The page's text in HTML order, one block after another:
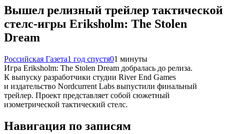
Вышел релизный трейлер тактической
стелс-игры Eriksholm: The Stolen
Dream
Российская Газета1 год спустя01 минуты
Игра Eriksholm: The Stolen Dream добралась до релиза.
К выпуску разработчики студии River End Games
и издательство Nordcurrent Labs выпустили финальный
трейлер. Проект представляет собой сюжетный
изометрической тактический стелс.
Навигация по записям